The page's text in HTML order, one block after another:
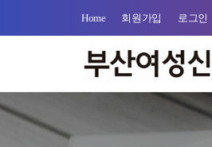
Home 회원가입 로그인